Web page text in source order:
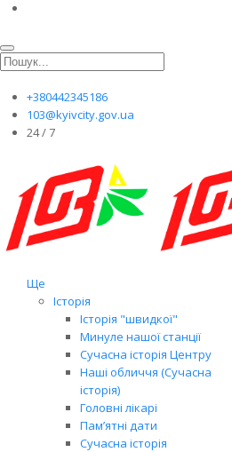
+380442345186
103@kyivcity.gov.ua
24 / 7
Ще
Історія
Історія "швидкої"
Минуле нашої станції
Сучасна історія Центру
Наші обличчя (Сучасна
історія)
Головні лікарі
Пам’ятні дати
Сучасна історія